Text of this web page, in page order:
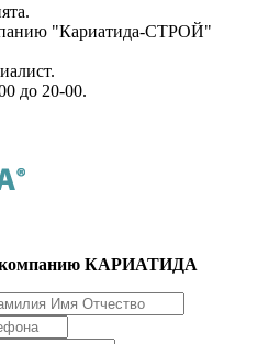
"Кариатида-СТРОЙ"
до 20-00.
компанию КАРИАТИДА